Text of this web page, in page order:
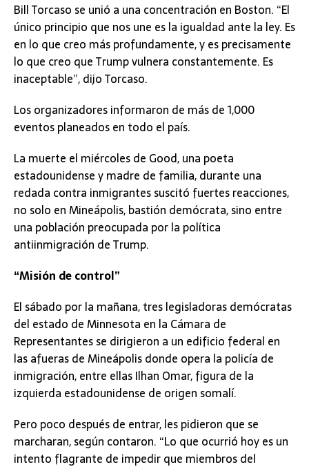
Bill Torcaso se unió a una concentración en Boston. “El
único principio que nos une es la igualdad ante la ley. Es
en lo que creo más profundamente, y es precisamente
lo que creo que Trump vulnera constantemente. Es
inaceptable”, dijo Torcaso.
Los organizadores informaron de más de 1,000
eventos planeados en todo el país.
La muerte el miércoles de Good, una poeta
estadounidense y madre de familia, durante una
redada contra inmigrantes suscitó fuertes reacciones,
no solo en Mineápolis, bastión demócrata, sino entre
una población preocupada por la política
antiinmigración de Trump.
“Misión de control”
El sábado por la mañana, tres legisladoras demócratas
del estado de Minnesota en la Cámara de
Representantes se dirigieron a un edificio federal en
las afueras de Mineápolis donde opera la policía de
inmigración, entre ellas Ilhan Omar, figura de la
izquierda estadounidense de origen somalí.
Pero poco después de entrar, les pidieron que se
marcharan, según contaron. “Lo que ocurrió hoy es un
intento flagrante de impedir que miembros del